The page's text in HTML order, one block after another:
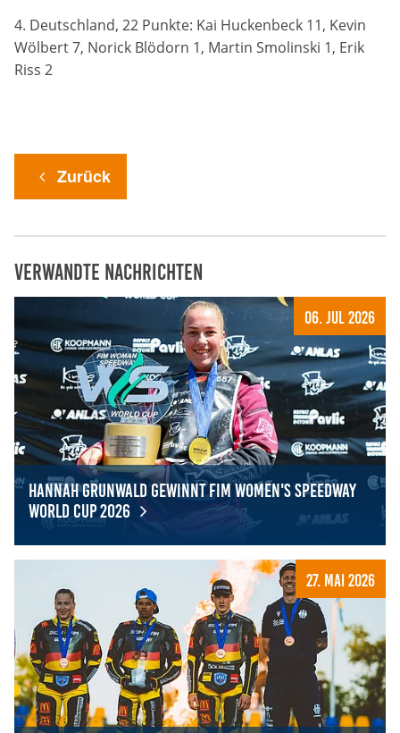
4. Deutschland, 22 Punkte: Kai Huckenbeck 11, Kevin
Wölbert 7, Norick Blödorn 1, Martin Smolinski 1, Erik
Riss 2
Zurück
Verwandte Nachrichten
06. Jul 2026
Hannah Grunwald gewinnt FIM Women's Speedway
World Cup 2026
Hannah Grunwald gewinnt FIM Women's Speedway
27. Mai 2026